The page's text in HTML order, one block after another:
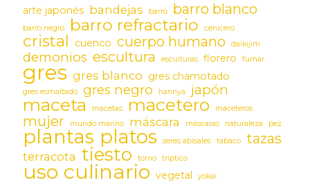
arte japonés bandejas barro barro blanco
barro negro barro refractario cenicero
cristal cuenco cuerpo humano daikijim
demonios escultura esculturas florero fumar
gres gres blanco gres chamotado
gres esmaltado gres negro hannya japón
maceta macetas macetero maceteros
mujer mundo marino máscara máscaras naturaleza pez
plantas platos seres abisales tabaco tazas
terracota tiesto torno triptico
uso culinario vegetal yokai